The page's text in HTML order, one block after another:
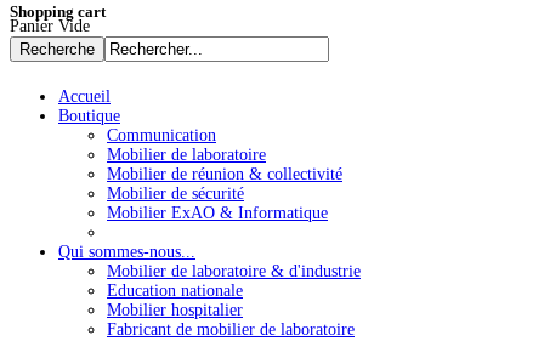
Shopping cart
Panier Vide
Accueil
Boutique
Communication
Mobilier de laboratoire
Mobilier de réunion & collectivité
Mobilier de sécurité
Mobilier ExAO & Informatique
Qui sommes-nous...
Mobilier de laboratoire & d'industrie
Education nationale
Mobilier hospitalier
Fabricant de mobilier de laboratoire